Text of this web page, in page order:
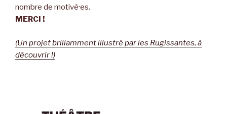
nombre de motivé·es.
MERCI !
(Un projet brillamment illustré par les Rugissantes, à
découvrir !)